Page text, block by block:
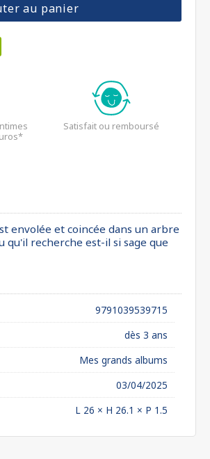
au panier
Satisfait ou remboursé
envolée et coincée dans un arbre
qu'il recherche est-il si sage que
9791039539715
dès 3 ans
Mes grands albums
03/04/2025
L 26 × H 26.1 × P 1.5